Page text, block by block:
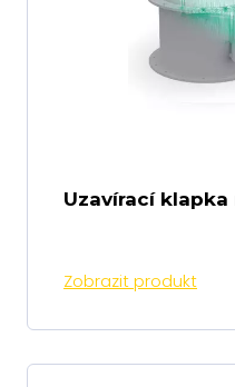
Uzavírací
Zobrazit produkt